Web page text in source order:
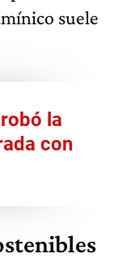
suele
la
con